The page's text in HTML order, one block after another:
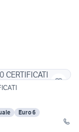
Euro 6